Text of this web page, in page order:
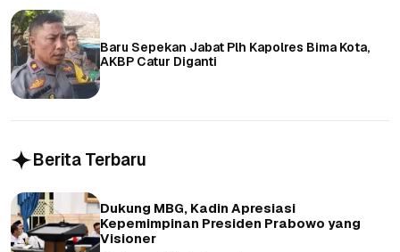
Baru Sepekan Jabat Plh Kapolres Bima Kota,
AKBP Catur Diganti
Berita Terbaru
Dukung MBG, Kadin Apresiasi
Kepemimpinan Presiden Prabowo yang
Visioner